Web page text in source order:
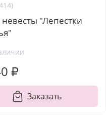
невесты "Лепестки
₽
Заказать